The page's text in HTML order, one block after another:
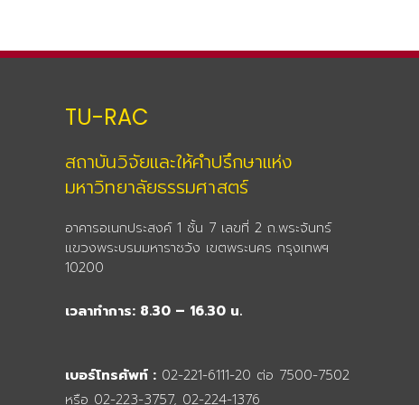
TU-RAC
สถาบันวิจัยและให้คำปรึกษาแห่ง
มหาวิทยาลัยธรรมศาสตร์
อาคารอเนกประสงค์ 1 ชั้น 7 เลขที่ 2 ถ.พระจันทร์
แขวงพระบรมมหาราชวัง เขตพระนคร กรุงเทพฯ
10200
เวลาทำการ: 8.30 – 16.30 น.
เบอร์โทรศัพท์ : 02-221-6111-20 ต่อ 7500-7502
หรือ 02-223-3757, 02-224-1376